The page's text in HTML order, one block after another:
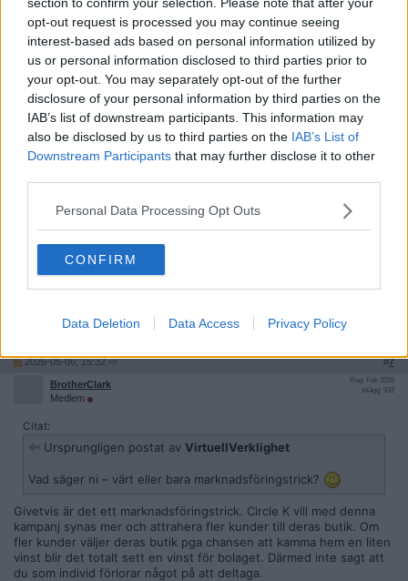
opt-out request is processed you may continue seeing
interest-based ads based on personal information utilized by
us or personal information disclosed to third parties prior to
your opt-out. You may separately opt-out of the further
disclosure of your personal information by third parties on the
IAB’s list of downstream participants. This information may
also be disclosed by us to third parties on the IAB’s List of
Downstream Participants that may further disclose it to other
Personal Data Processing Opt Outs
CONFIRM
Data Deletion Data Access Privacy Policy
Någon som kört tidigare år och kan säga om det är värt det i
praktiken? Får man tillräckligt ofta vettiga vinster, eller mest
smågrejer?
Och en annan grej: måste man visa allt i appen när man
hämtar ut, eller kan man skriva ner någon kod och visa i
kassan?Hade varit smidigt att slippa ha mobilen med sig
varje gång.
https://www.facebook.com/story.php?story_fbid=1113999270
756446&id=100064391 51570
https://www.circlek.se/produkter-tjanster/app
Vad säger ni – värt eller bara marknadsföringstrick?
…[ Visa mer ]
Citat:
Ursprungligen postat av16266
Vem tar inte med sig en mobil med sig ut för att det är
Exakt, man går väl ingenstans utan mobilen med sig idag? Trodde
mest väldigt gamla personer gör så, alltså inte bara pensionär utan
ännu äldre. Tänk 80+
2026-05-06, 15:32 #7
BrotherClark
Medlem
Reg: Feb 2026
Inlägg: 932
Citat:
Ursprungligen postat av VirtuellVerklighet
Vad säger ni – värt eller bara marknadsföringstrick?
Givetvis är det ett marknadsföringstrick. Circle K vill med denna
kampanj synas mer och attrahera fler kunder till deras butik. Om
fler kunder väljer deras butik pga chansen att kamma hem en liten
vinst blir det totalt sett en vinst för bolaget. Därmed inte sagt att
du som individ förlorar något på att deltaga.